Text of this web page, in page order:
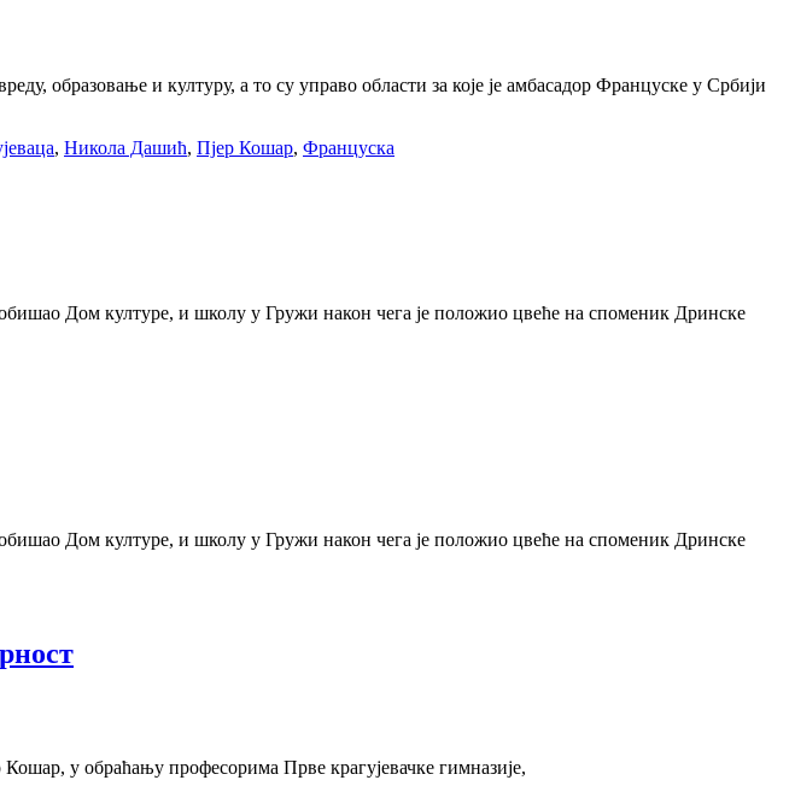
образовање и културу, а то су управо области за које је амбасадор Француске у Србији
, Никола Дашић, Пјер Кошар, Француска
Дом културе, и школу у Гружи након чега је положио цвеће на споменик Дринске
Дом културе, и школу у Гружи након чега је положио цвеће на споменик Дринске
у обраћању професорима Прве крагујевачке гимназије,